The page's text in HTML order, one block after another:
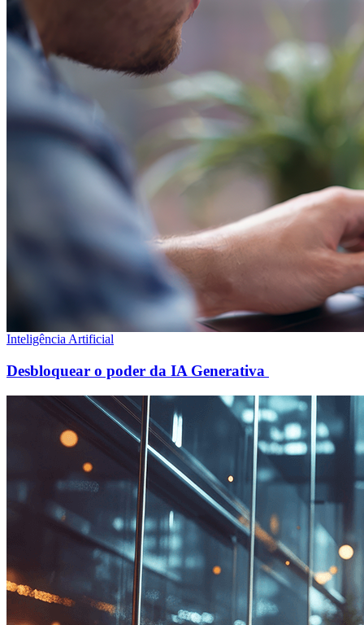
Inteligência Artificial
Desbloquear o poder da IA Generativa